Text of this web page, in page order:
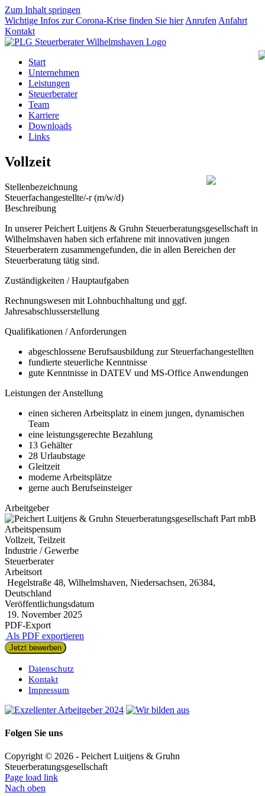
Zum Inhalt springen
Wichtige Infos zur Corona-Krise finden Sie hier Anrufen Anfahrt
Kontakt
Start
Unternehmen
Leistungen
Steuerberater
Team
Karriere
Downloads
Links
Vollzeit
Stellenbezeichnung
Steuerfachangestellte/-r (m/w/d)
Beschreibung
In unserer Peichert Luitjens & Gruhn Steuerberatungsgesellschaft in
Wilhelmshaven haben sich erfahrene mit innovativen jungen
Steuerberatern zusammengefunden, die in allen Bereichen der
Steuerberatung tätig sind.
Zuständigkeiten / Hauptaufgaben
Rechnungswesen mit Lohnbuchhaltung und ggf.
Jahresabschlusserstellung
Qualifikationen / Anforderungen
abgeschlossene Berufsausbildung zur Steuerfachangestellten
fundierte steuerliche Kenntnisse
gute Kenntnisse in DATEV und MS-Office Anwendungen
Leistungen der Anstellung
einen sicheren Arbeitsplatz in einem jungen, dynamischen
Team
eine leistungsgerechte Bezahlung
13 Gehälter
28 Urlaubstage
Gleitzeit
moderne Arbeitsplätze
gerne auch Berufseinsteiger
Arbeitgeber
Arbeitspensum
Vollzeit, Teilzeit
Industrie / Gewerbe
Steuerberater
Arbeitsort
Hegelstraße 48, Wilhelmshaven, Niedersachsen, 26384,
Deutschland
Veröffentlichungsdatum
19. November 2025
PDF-Export
Als PDF exportieren
Jetzt bewerben
Datenschutz
Kontakt
Impressum
Folgen Sie uns
Copyright © 2026 - Peichert Luitjens & Gruhn
Steuerberatungsgesellschaft
Page load link
Nach oben